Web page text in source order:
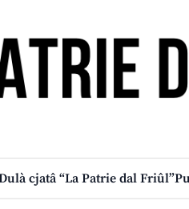
cjatâ “La Patrie dal Friûl”